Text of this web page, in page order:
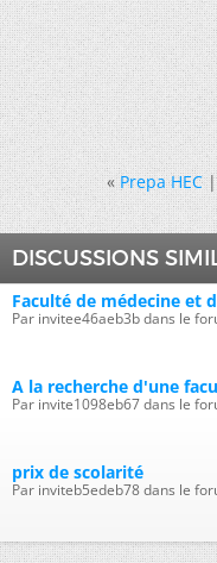
« Prepa HEC
DISCUSSIONS
Faculté de médecine et
Par invitee46aeb3b dans le
A la recherche d'une
Par invite1098eb67 dans le
prix de scolarité
Par inviteb5edeb78 dans le